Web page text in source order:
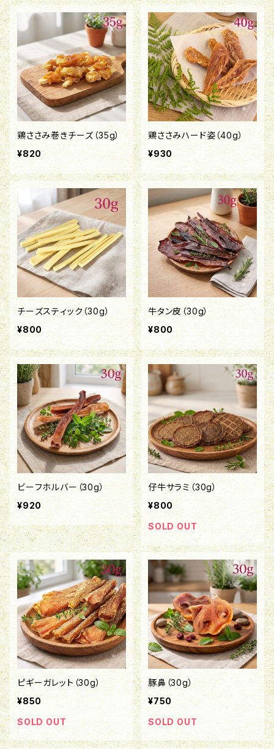
鶏ささみ巻きチーズ（35g）
¥820
鶏ささみハード姿（40g）
¥930
チーズスティック（30g）
¥800
牛タン皮（30g）
¥800
ビーフホルバー（30g）
¥920
仔牛サラミ（30g）
¥800
SOLD OUT
ピギーガレット（30g）
¥850
SOLD OUT
豚鼻（30g）
¥750
SOLD OUT